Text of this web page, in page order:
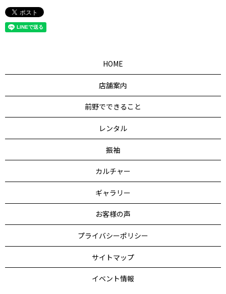
HOME
店舗案内
前野でできること
レンタル
振袖
カルチャー
ギャラリー
お客様の声
プライバシーポリシー
サイトマップ
イベント情報